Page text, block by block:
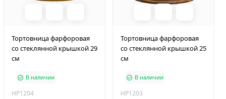
Тортовница фарфоровая
со стеклянной крышкой 29
см
В наличии
HP1204
Тортовница фарфоровая
со стеклянной крышкой 25
см
В наличии
HP1203